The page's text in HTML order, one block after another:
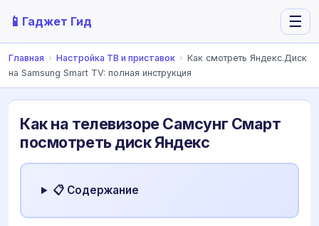
📱 Гаджет Гид ☰
Главная › Настройка ТВ и приставок › Как смотреть Яндекс.Диск
на Samsung Smart TV: полная инструкция
Как на телевизоре Самсунг Смарт
посмотреть диск Яндекс
📋 Содержание